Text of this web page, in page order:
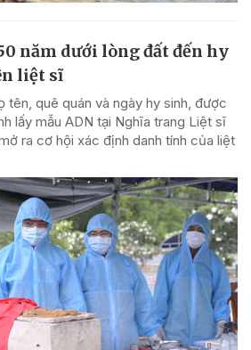
năm dưới lòng đất đến hy
liệt sĩ
tên, quê quán và ngày hy sinh, được
lấy mẫu ADN tại Nghĩa trang Liệt sĩ
ra cơ hội xác định danh tính của liệt